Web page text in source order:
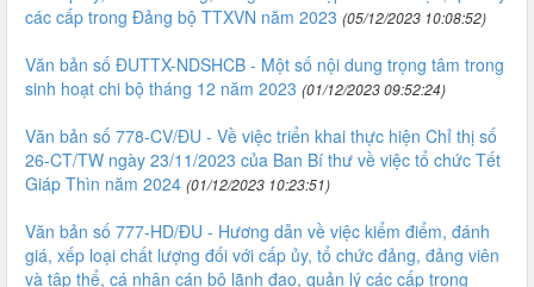
các cấp trong Đảng bộ TTXVN năm 2023 (05/12/2023 10:08:52)
Văn bản số ĐUTTX-NDSHCB - Một số nội dung trọng tâm trong
sinh hoạt chi bộ tháng 12 năm 2023 (01/12/2023 09:52:24)
Văn bản số 778-CV/ĐU - Về việc triển khai thực hiện Chỉ thị số
26-CT/TW ngày 23/11/2023 của Ban Bí thư về việc tổ chức Tết
Giáp Thìn năm 2024 (01/12/2023 10:23:51)
Văn bản số 777-HD/ĐU - Hương dẫn về việc kiểm điểm, đánh
giá, xếp loại chất lượng đối với cấp ủy, tổ chức đảng, đảng viên
và tập thể, cá nhân cán bộ lãnh đạo, quản lý các cấp trong